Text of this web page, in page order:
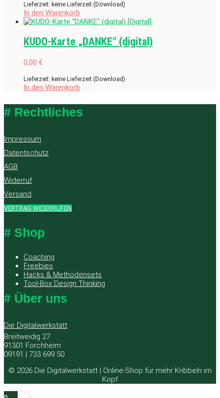
Lieferzeit: keine Lieferzeit (Download)
In den Warenkorb
KUDO-Karte „DANKE“ (digital)
0,00 €
Lieferzeit: keine Lieferzeit (Download)
In den Warenkorb
# Rechtliches
Impressum
Datentschutz
AGB
Widerruf
Versand
VERTRAG WIDERRUFEN
# Shop
Coaching
Freebies
Hacks & Methodensets
Tool-Box Design Thinking
# Über uns
Die Digitalwerkstatt
Breitweidig 27
91301 Forchheim
09191 | 733 699 50
© 2026 Die Digitalwerkstatt | Online-Shop für mehr Kribbeln im
Kopf